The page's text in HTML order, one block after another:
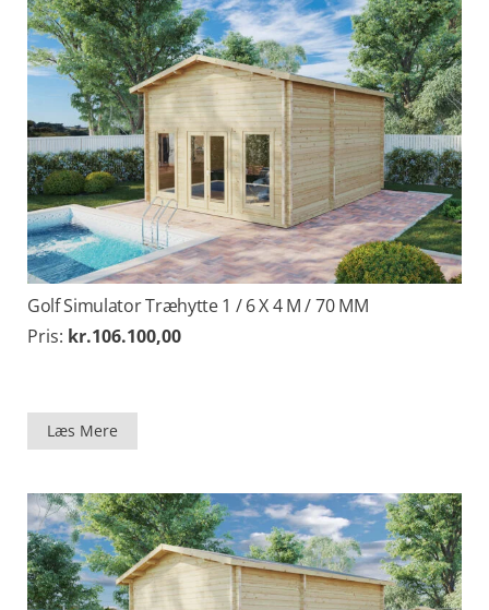
Golf Simulator Træhytte 1 / 6 X 4 M / 70 MM
Pris: kr.106.100,00
Læs Mere